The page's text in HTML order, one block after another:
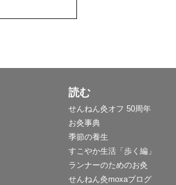
読む
せんねん灸オフ 50周年
お灸事典
季節の養生
すこやか生活「歩く編」
ランナーのためのお灸
せんねん灸moxaブログ